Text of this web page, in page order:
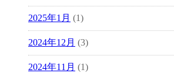
2025年1月 (1)
2024年12月 (3)
2024年11月 (1)